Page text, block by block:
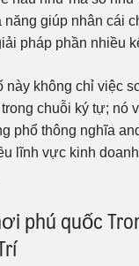
năng giúp nhân cái
pháp phần nhiều
này không chỉ việc
chuỗi ký tự; nó
phổ thông nghĩa
lĩnh vực kinh
phú quốc